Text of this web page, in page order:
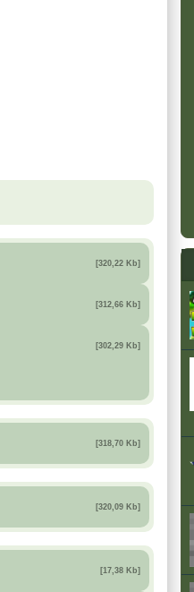
[320,22 Kb]
[312,66 Kb]
[302,29 Kb]
[318,70 Kb]
[320,09 Kb]
[17,38 Kb]